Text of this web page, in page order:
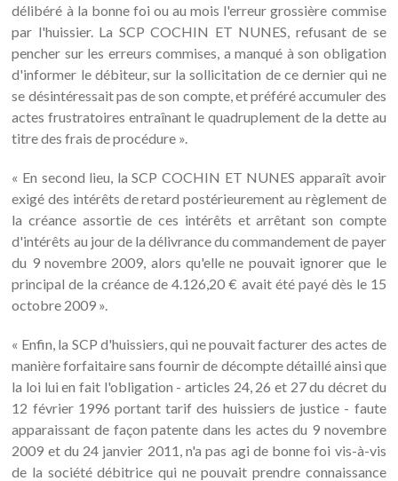
délibéré à la bonne foi ou au mois l'erreur grossière commise
par l'huissier. La SCP COCHIN ET NUNES, refusant de se
pencher sur les erreurs commises, a manqué à son obligation
d'informer le débiteur, sur la sollicitation de ce dernier qui ne
se désintéressait pas de son compte, et préféré accumuler des
actes frustratoires entraînant le quadruplement de la dette au
titre des frais de procédure ».
« En second lieu, la SCP COCHIN ET NUNES apparaît avoir
exigé des intérêts de retard postérieurement au règlement de
la créance assortie de ces intérêts et arrêtant son compte
d'intérêts au jour de la délivrance du commandement de payer
du 9 novembre 2009, alors qu'elle ne pouvait ignorer que le
principal de la créance de 4.126,20 € avait été payé dès le 15
octobre 2009 ».
« Enfin, la SCP d'huissiers, qui ne pouvait facturer des actes de
manière forfaitaire sans fournir de décompte détaillé ainsi que
la loi lui en fait l'obligation - articles 24, 26 et 27 du décret du
12 février 1996 portant tarif des huissiers de justice - faute
apparaissant de façon patente dans les actes du 9 novembre
2009 et du 24 janvier 2011, n'a pas agi de bonne foi vis-à-vis
de la société débitrice qui ne pouvait prendre connaissance